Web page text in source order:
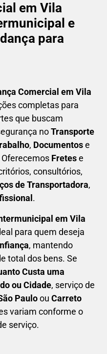
em Vila
e
para
Comercial em Vila
completas para
que buscam
noTransporte
, Documentose
Oferecemos Fretese
consultórios,
de Transportadora,
.
em Vila
para quem deseja
, mantendo
total dos bens. Se
Custa uma
ou Cidade, serviço de
Pauloou Carreto
variam conforme o
serviço.